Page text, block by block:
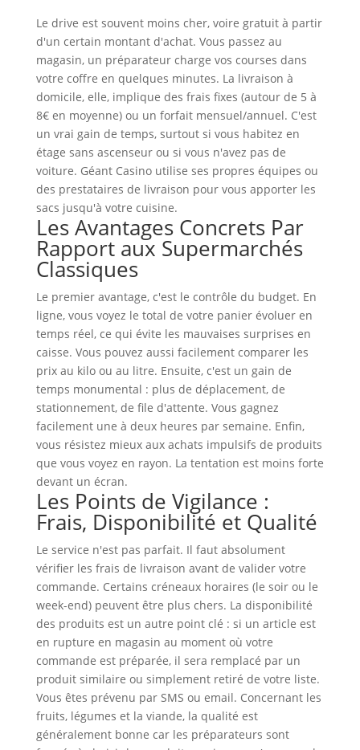
Le drive est souvent moins cher, voire gratuit à partir
d'un certain montant d'achat. Vous passez au
magasin, un préparateur charge vos courses dans
votre coffre en quelques minutes. La livraison à
domicile, elle, implique des frais fixes (autour de 5 à
8€ en moyenne) ou un forfait mensuel/annuel. C'est
un vrai gain de temps, surtout si vous habitez en
étage sans ascenseur ou si vous n'avez pas de
voiture. Géant Casino utilise ses propres équipes ou
des prestataires de livraison pour vous apporter les
sacs jusqu'à votre cuisine.
Les Avantages Concrets Par
Rapport aux Supermarchés
Classiques
Le premier avantage, c'est le contrôle du budget. En
ligne, vous voyez le total de votre panier évoluer en
temps réel, ce qui évite les mauvaises surprises en
caisse. Vous pouvez aussi facilement comparer les
prix au kilo ou au litre. Ensuite, c'est un gain de
temps monumental : plus de déplacement, de
stationnement, de file d'attente. Vous gagnez
facilement une à deux heures par semaine. Enfin,
vous résistez mieux aux achats impulsifs de produits
que vous voyez en rayon. La tentation est moins forte
devant un écran.
Les Points de Vigilance :
Frais, Disponibilité et Qualité
Le service n'est pas parfait. Il faut absolument
vérifier les frais de livraison avant de valider votre
commande. Certains créneaux horaires (le soir ou le
week-end) peuvent être plus chers. La disponibilité
des produits est un autre point clé : si un article est
en rupture en magasin au moment où votre
commande est préparée, il sera remplacé par un
produit similaire ou simplement retiré de votre liste.
Vous êtes prévenu par SMS ou email. Concernant les
fruits, légumes et la viande, la qualité est
généralement bonne car les préparateurs sont